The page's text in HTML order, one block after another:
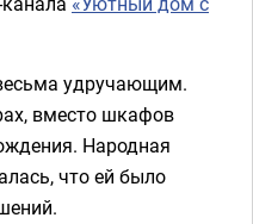
удручающим.
вместо шкафов
Народная
что ей было